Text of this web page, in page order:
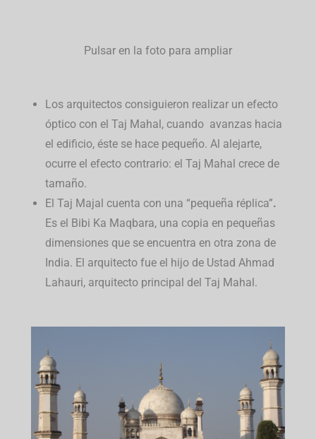
Pulsar en la foto para ampliar
Los arquitectos consiguieron realizar un efecto
óptico con el Taj Mahal, cuando avanzas hacia
el edificio, éste se hace pequeño. Al alejarte,
ocurre el efecto contrario: el Taj Mahal crece de
tamaño.
El Taj Majal cuenta con una “pequeña réplica”.
Es el Bibi Ka Maqbara, una copia en pequeñas
dimensiones que se encuentra en otra zona de
India. El arquitecto fue el hijo de Ustad Ahmad
Lahauri, arquitecto principal del Taj Mahal.